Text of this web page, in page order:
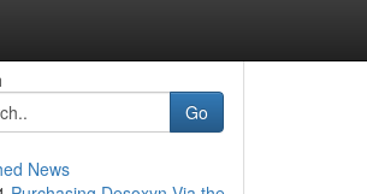
Go
News